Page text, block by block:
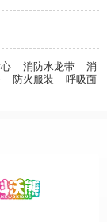
消防水龙带
消
防火服装
呼吸面